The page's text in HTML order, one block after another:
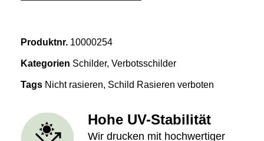
Produktnr. 10000254
Kategorien Schilder, Verbotsschilder
Tags Nicht rasieren, Schild Rasieren verboten
Hohe UV-Stabilität
Wir drucken mit hochwertiger